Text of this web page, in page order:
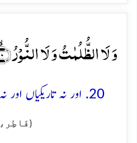
وَ لَا الظُّلُمٰتُ وَ لَا النُّوۡرُ ﴿ۙ۲۰﴾
20. اور نہ تاریکیاں اور نہ نور (برابر ہو سکتے ہیں)
(فَاطِر،